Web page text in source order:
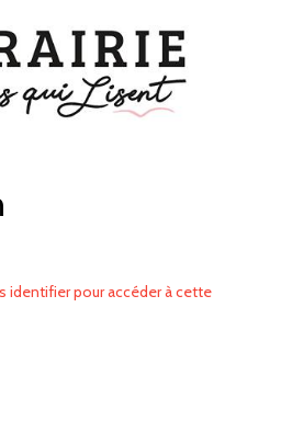
identifier pour accéder à cette